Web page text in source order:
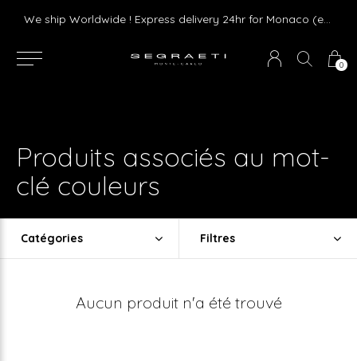
0
We ship Worldwide ! Express delivery 24hr for Monaco (excluding furniture)
Produits associés au mot-
clé couleurs
Catégories Filtres
Aucun produit n'a été trouvé